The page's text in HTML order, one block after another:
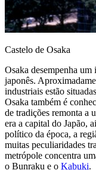
Castelo de Osaka
Osaka desempenha
japonês.
industriais estão
Osaka também é
de tradições remonta a
era a capital do Japão,
político da época, a
muitas peculiaridades
metrópole concentra
o Bunraku e o Kabuki.